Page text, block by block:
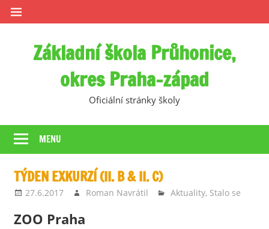
Skip
to
Základní škola Průhonice,
okres Praha-západ
Oficiální stránky školy
MENU
TÝDEN EXKURZÍ (II. B & II. C)
27.6.2017 Roman Navrátil Aktuality, Stalo se
ZOO Praha